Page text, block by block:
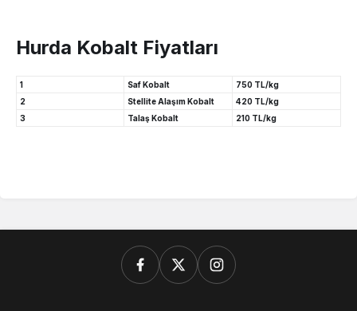
Hurda Kobalt Fiyatları
1 Saf Kobalt
750 TL/kg
2
Stellite Alaşım Kobalt
420 TL/kg
3
Talaş Kobalt 210 TL/kg